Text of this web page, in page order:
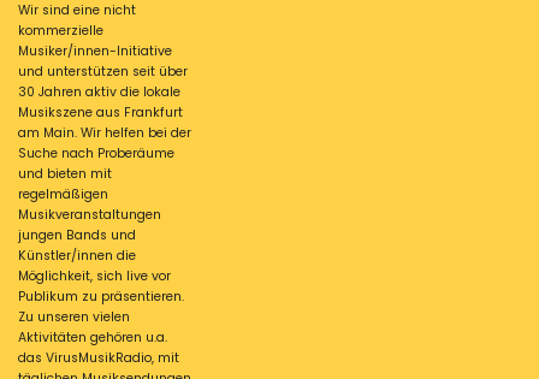
Wir sind eine nicht
kommerzielle
Musiker/innen-Initiative
und unterstützen seit über
30 Jahren aktiv die lokale
Musikszene aus Frankfurt
am Main. Wir helfen bei der
Suche nach Proberäume
und bieten mit
regelmäßigen
Musikveranstaltungen
jungen Bands und
Künstler/innen die
Möglichkeit, sich live vor
Publikum zu präsentieren.
Zu unseren vielen
Aktivitäten gehören u.a.
das VirusMusikRadio, mit